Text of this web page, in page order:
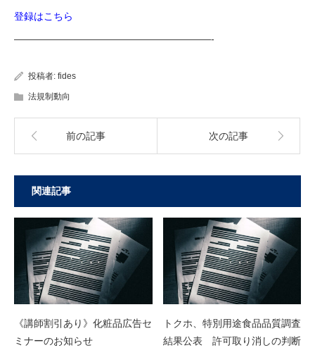
登録はこちら
————————————————————-
投稿者: fides
法規制動向
前の記事 次の記事
関連記事
《講師割引あり》化粧品広告セ
ミナーのお知らせ
トクホ、特別用途食品品質調査
結果公表 許可取り消しの判断